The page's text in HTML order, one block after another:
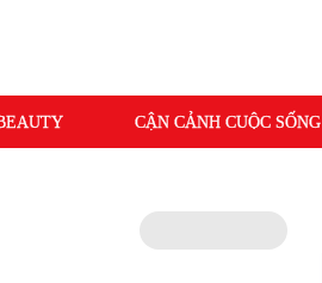
CẬN CẢNH CUỘC SỐNG